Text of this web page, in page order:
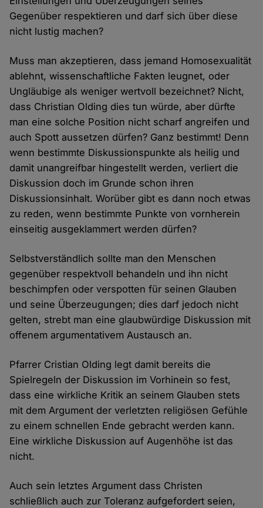
Gegenüber respektieren und darf sich über diese
nicht lustig machen?
Muss man akzeptieren, dass jemand Homosexualität
ablehnt, wissenschaftliche Fakten leugnet, oder
Ungläubige als weniger wertvoll bezeichnet? Nicht,
dass Christian Olding dies tun würde, aber dürfte
man eine solche Position nicht scharf angreifen und
auch Spott aussetzen dürfen? Ganz bestimmt! Denn
wenn bestimmte Diskussionspunkte als heilig und
damit unangreifbar hingestellt werden, verliert die
Diskussion doch im Grunde schon ihren
Diskussionsinhalt. Worüber gibt es dann noch etwas
zu reden, wenn bestimmte Punkte von vornherein
einseitig ausgeklammert werden dürfen?
Selbstverständlich sollte man den Menschen
gegenüber respektvoll behandeln und ihn nicht
beschimpfen oder verspotten für seinen Glauben
und seine Überzeugungen; dies darf jedoch nicht
gelten, strebt man eine glaubwürdige Diskussion mit
offenem argumentativem Austausch an.
Pfarrer Cristian Olding legt damit bereits die
Spielregeln der Diskussion im Vorhinein so fest,
dass eine wirkliche Kritik an seinem Glauben stets
mit dem Argument der verletzten religiösen Gefühle
zu einem schnellen Ende gebracht werden kann.
Eine wirkliche Diskussion auf Augenhöhe ist das
nicht.
Auch sein letztes Argument dass Christen
schließlich auch zur Toleranz aufgefordert seien,